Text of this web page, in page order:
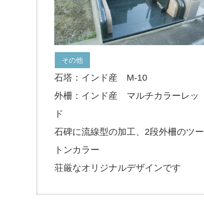
その他
石塔：インド産 M-10
外柵：インド産 マルチカラーレッ
ド
石碑に流線型の加工、2段外柵のツー
トンカラー
荘厳なオリジナルデザインです